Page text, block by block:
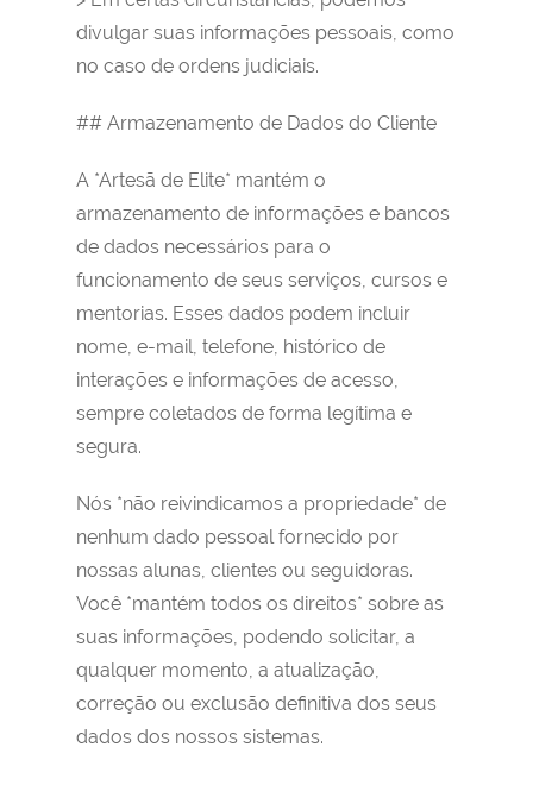
divulgar suas informações pessoais, como
no caso de ordens judiciais.
## Armazenamento de Dados do Cliente
A *Artesã de Elite* mantém o
armazenamento de informações e bancos
de dados necessários para o
funcionamento de seus serviços, cursos e
mentorias. Esses dados podem incluir
nome, e-mail, telefone, histórico de
interações e informações de acesso,
sempre coletados de forma legítima e
segura.
Nós *não reivindicamos a propriedade* de
nenhum dado pessoal fornecido por
nossas alunas, clientes ou seguidoras.
Você *mantém todos os direitos* sobre as
suas informações, podendo solicitar, a
qualquer momento, a atualização,
correção ou exclusão definitiva dos seus
dados dos nossos sistemas.